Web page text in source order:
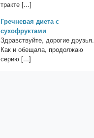
тракте [...]
Гречневая диета с
сухофруктами
Здравствуйте, дорогие друзья.
Как и обещала, продолжаю
серию [...]